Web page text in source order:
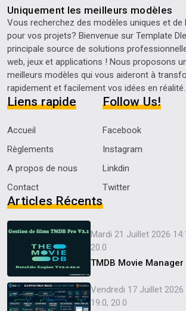
Uniquement les meilleurs modèles
Vous recherchez des modèles uniques et de
pour vos projets? Bienvenue sur Template
principale source de solutions
web, jeux et applications ! Nous proposons
meilleurs modèles qui vous aideront à
rapidement et facilement vos idées en réalité.
Liens rapide
Accueil
Règlements
A propos de nous
Contact
Follow Us!
Facebook
Instagram
Linkdin
Twitter
Articles Récents
Mardi 21 Juillet 2026
20.0
TMDB Movie Manager
Vendredi 17 Juillet
19.0, 20.0